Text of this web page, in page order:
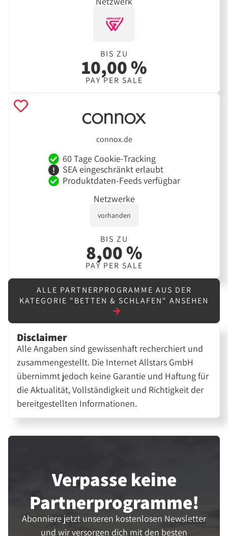
BIS ZU
10,00 %
PAY PER SALE
connox.de
60 Tage Cookie-Tracking
SEA eingeschränkt erlaubt
Produktdaten-Feeds verfügbar
Netzwerke
vorhanden
BIS ZU
8,00 %
PAY PER SALE
ALLE PARTNERPROGRAMME AUS DER
KATEGORIE "BETTEN & SCHLAFEN" ANSEHEN
Disclaimer
Alle Angaben sind gewissenhaft recherchiert und
zusammengestellt. Die Internet Allstars GmbH
übernimmt jedoch keine Garantie und Haftung für
die Aktualität, Vollständigkeit und Richtigkeit der
bereitgestellten Informationen.
Verpasse keine
Partner­programme!
Abonniere jetzt unseren kostenlosen Newsletter
und wir versorgen dich mit den besten